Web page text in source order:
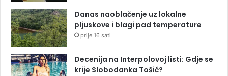
Danas naoblačenje uz lokalne
pljuskove i blagi pad temperature
prije 16 sati
Decenija na Interpolovoj listi: Gdje se
krije Slobodanka Tošić?